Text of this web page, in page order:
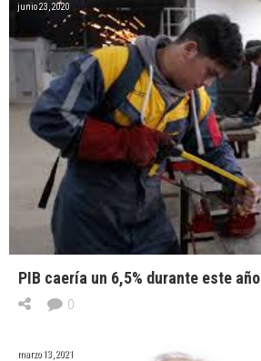
junio 23, 2020
PIB caería un 6,5% durante este año
0
marzo 13, 2021